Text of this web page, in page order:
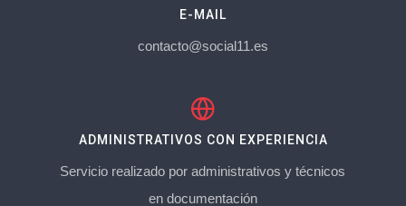
E-MAIL
contacto@social11.es
ADMINISTRATIVOS CON EXPERIENCIA
Servicio realizado por administrativos y técnicos
en documentación